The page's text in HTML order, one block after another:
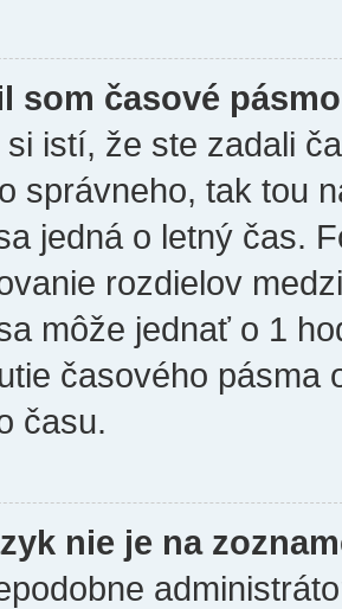
som časové
si istí, že ste zadali
správneho, tak tou
jedná o letný čas.
rozdielov
môže jednať o 1
časového pásma
času.
nie je na